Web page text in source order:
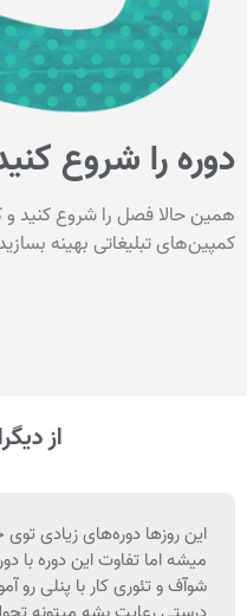
دوره را شروع
همین حالا فصل را شروع کنید و
کمپین‌های تبلیغاتی بهینه
از
این روزها دوره‌های زیادی توی
میشه اما تفاوت این دوره با
شوآف و تئوری کار با پنلی رو